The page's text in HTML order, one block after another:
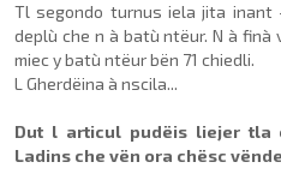
Tl segondo turnus iela jita inant
deplù che n à batù ntëur. N à finà
miec y batù ntëur bën 71 chiedli.
L Gherdëina à nscila...
Dut l articul pudëis liejer tla
Ladins che vën ora chësc